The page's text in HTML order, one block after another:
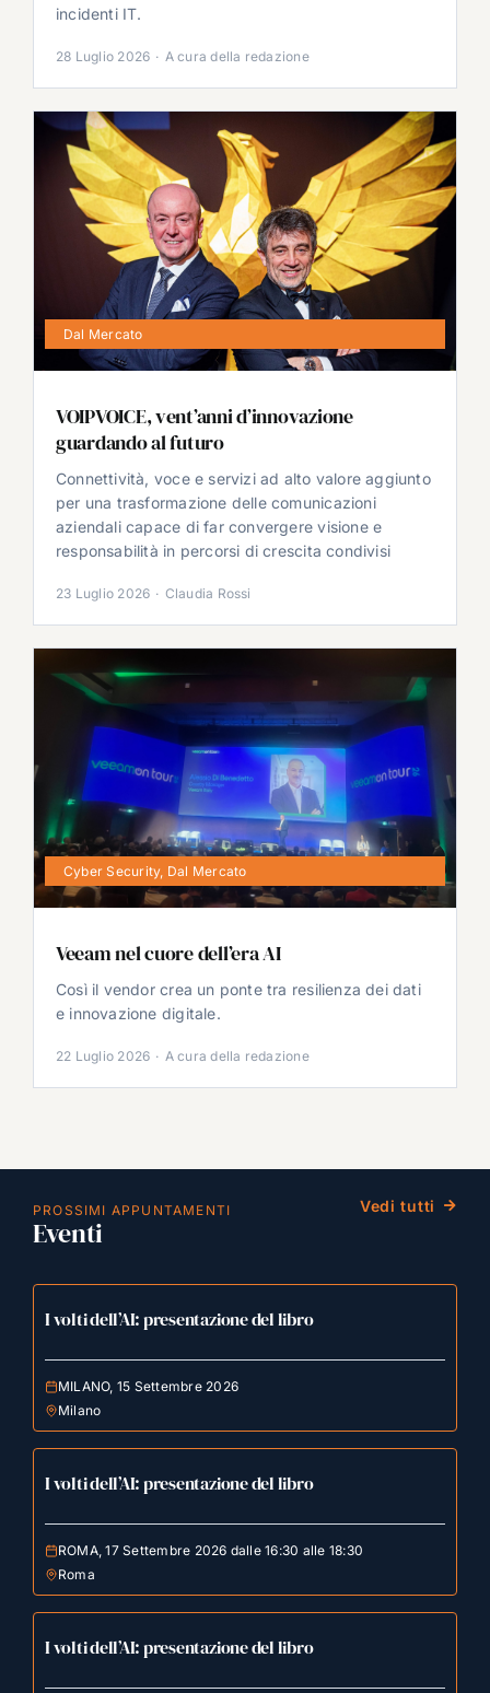
incidenti IT.
28 Luglio 2026 · A cura della redazione
Dal Mercato
VOIPVOICE, vent’anni d’innovazione
guardando al futuro
Connettività, voce e servizi ad alto valore aggiunto
per una trasformazione delle comunicazioni
aziendali capace di far convergere visione e
responsabilità in percorsi di crescita condivisi
23 Luglio 2026 · Claudia Rossi
Cyber Security, Dal Mercato
Veeam nel cuore dell’era AI
Così il vendor crea un ponte tra resilienza dei dati
e innovazione digitale.
22 Luglio 2026 · A cura della redazione
PROSSIMI APPUNTAMENTI
Eventi
Vedi tutti
I volti dell’AI: presentazione del libro
MILANO, 15 Settembre 2026
Milano
I volti dell’AI: presentazione del libro
ROMA, 17 Settembre 2026 dalle 16:30 alle 18:30
Roma
I volti dell’AI: presentazione del libro